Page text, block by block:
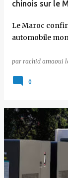
chinois sur le
Le Maroc
automobile
par rachid amaoui
0